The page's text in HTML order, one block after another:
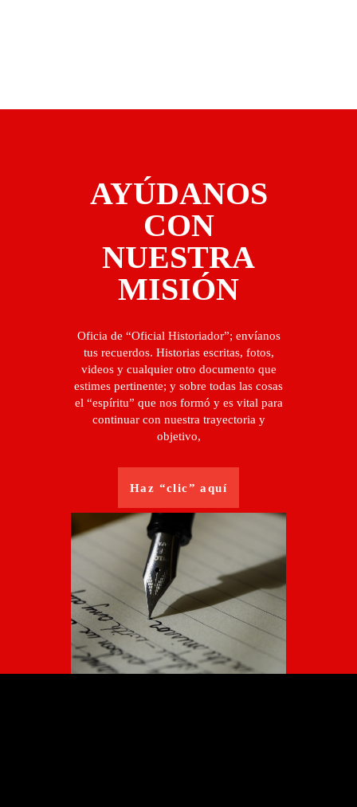
AYÚDANOS
CON
NUESTRA
MISIÓN
Oficia de “Oficial Historiador”; envíanos
tus recuerdos. Historias escritas, fotos,
videos y cualquier otro documento que
estimes pertinente; y sobre todas las cosas
el “espíritu” que nos formó y es vital para
continuar con nuestra trayectoria y
objetivo,
Haz “clic” aquí